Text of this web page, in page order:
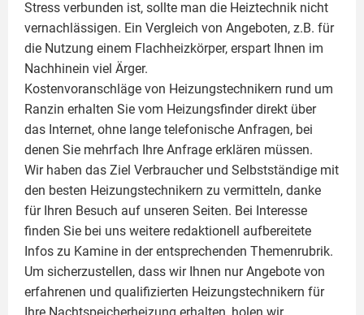
Stress verbunden ist, sollte man die Heiztechnik nicht
vernachlässigen. Ein Vergleich von Angeboten, z.B. für
die Nutzung einem Flachheizkörper, erspart Ihnen im
Nachhinein viel Ärger.
Kostenvoranschläge von Heizungstechnikern rund um
Ranzin erhalten Sie vom Heizungsfinder direkt über
das Internet, ohne lange telefonische Anfragen, bei
denen Sie mehrfach Ihre Anfrage erklären müssen.
Wir haben das Ziel Verbraucher und Selbstständige mit
den besten Heizungstechnikern zu vermitteln, danke
für Ihren Besuch auf unseren Seiten. Bei Interesse
finden Sie bei uns weitere redaktionell aufbereitete
Infos zu Kamine in der entsprechenden Themenrubrik.
Um sicherzustellen, dass wir Ihnen nur Angebote von
erfahrenen und qualifizierten Heizungstechnikern für